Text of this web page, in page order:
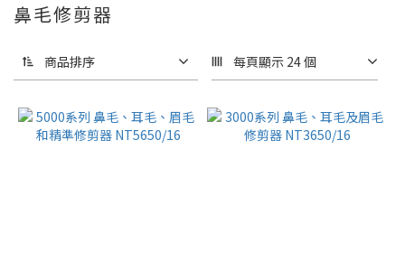
鼻毛修剪器
商品排序 每頁顯示 24 個